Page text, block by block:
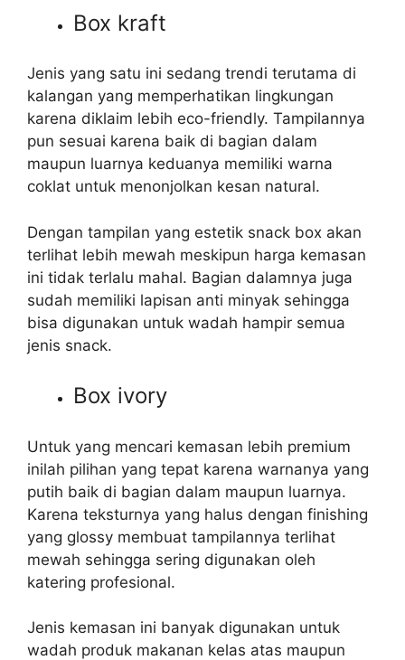
Box kraft
Jenis yang satu ini sedang trendi terutama di
kalangan yang memperhatikan lingkungan
karena diklaim lebih eco-friendly. Tampilannya
pun sesuai karena baik di bagian dalam
maupun luarnya keduanya memiliki warna
coklat untuk menonjolkan kesan natural.
Dengan tampilan yang estetik snack box akan
terlihat lebih mewah meskipun harga kemasan
ini tidak terlalu mahal. Bagian dalamnya juga
sudah memiliki lapisan anti minyak sehingga
bisa digunakan untuk wadah hampir semua
jenis snack.
Box ivory
Untuk yang mencari kemasan lebih premium
inilah pilihan yang tepat karena warnanya yang
putih baik di bagian dalam maupun luarnya.
Karena teksturnya yang halus dengan finishing
yang glossy membuat tampilannya terlihat
mewah sehingga sering digunakan oleh
katering profesional.
Jenis kemasan ini banyak digunakan untuk
wadah produk makanan kelas atas maupun